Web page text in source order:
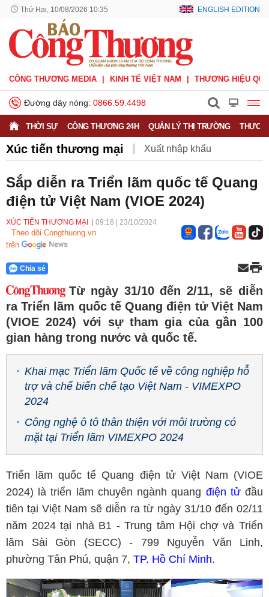
Thứ Hai, 10/08/2026 10:35 ENGLISH EDITION
CÔNG THƯƠNG MEDIA KINH TẾ VIỆT NAM THƯƠNG HIỆU
Đường dây nóng: 0866.59.4498
THỜI SỰ CÔNG THƯƠNG 24H QUẢN LÝ THỊ TRƯỜNG
Xúc tiến thương mại Xuất nhập khẩu
Phòng vệ thương mại
Xuất xứ hàng hóa Xúc tiến thương mại
Thương mại điện tử
Sắp diễn ra Triển lãm quốc tế Quang
điện tử Việt Nam (VIOE 2024)
XÚC TIẾN THƯƠNG MẠI 09:16 23/10/2024
Theo dõi Congthuong.vn
trên
Chia sẻ
Từ ngày 31/10 đến 2/11, sẽ diễn
ra Triển lãm quốc tế Quang điện tử Việt Nam
(VIOE 2024) với sự tham gia của gần 100
gian hàng trong nước và quốc tế.
Khai mạc Triển lãm Quốc tế về công nghiệp hỗ
trợ và chế biến chế tạo Việt Nam - VIMEXPO
2024
Công nghệ ô tô thân thiện với môi trường có
mặt tại Triển lãm VIMEXPO 2024
Triển lãm quốc tế Quang điện tử Việt Nam (VIOE
2024) là triển lãm chuyên ngành quang điện tửđầu
tiên tại Việt Nam sẽ diễn ra từ ngày 31/10 đến 02/11
năm 2024 tại nhà B1 - Trung tâm Hội chợ và Triển
lãm Sài Gòn (SECC) - 799 Nguyễn Văn Linh,
phường Tân Phú, quận 7, TP. Hồ Chí Minh.